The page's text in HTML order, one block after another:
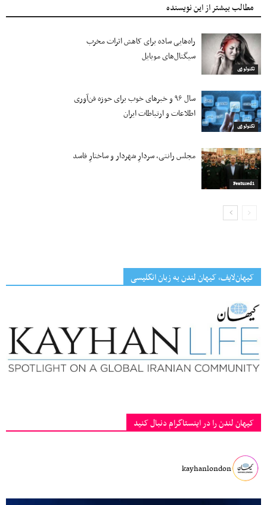
مطالب بیشتر از این نویسنده
تکنولوژی
راه‌هایی ساده برای کاهش اثرات مخرب
سیگنال‌های موبایل
تکنولوژی
سال ۹۶ و خبرهای خوب برای حوزه فن‌آوری
اطلاعات و ارتباطات ایران
Featured1
مجلس رانتی، سردارِ شهردار و ساختارِ فاسد
کیهان‌لایف، کیهان لندن به زبان انگلیسی
کیهان لندن را در اینستاگرام دنبال کنید
kayhanlondon